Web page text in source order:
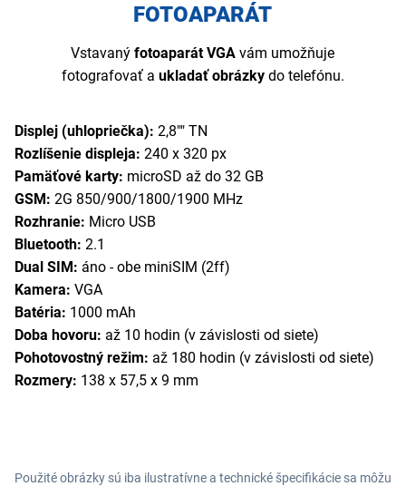
FOTOAPARÁT
Vstavaný fotoaparát VGA vám umožňuje
fotografovať a ukladať obrázkydo telefónu.
Displej (uhlopriečka): 2,8"" TN
Rozlíšenie displeja: 240 x 320 px
Pamäťové karty: microSD až do 32 GB
GSM: 2G 850/900/1800/1900 MHz
Rozhranie: Micro USB
Bluetooth: 2.1
Dual SIM: áno - obe miniSIM (2ff)
Kamera: VGA
Batéria: 1000 mAh
Doba hovoru: až 10 hodin (v závislosti od siete)
Pohotovostný režim: až 180 hodin (v závislosti od siete)
Rozmery: 138 x 57,5 x 9 mm
Použité obrázky sú iba ilustratívne a technické špecifikácie sa môžu